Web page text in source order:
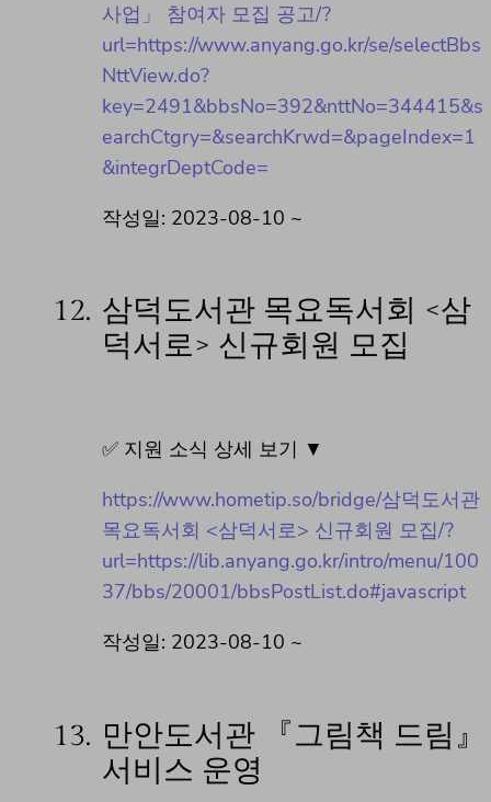
사업」 참여자 모집 공고/?
url=https://www.anyang.go.kr/se/selectBbs
NttView.do?
key=2491&bbsNo=392&nttNo=344415&s
earchCtgry=&searchKrwd=&pageIndex=1
&integrDeptCode=
작성일: 2023-08-10 ~
12. 삼덕도서관 목요독서회 <삼
덕서로> 신규회원 모집
✅ 지원 소식 상세 보기 ▼
https://www.hometip.so/bridge/삼덕도서관
목요독서회 <삼덕서로> 신규회원 모집/?
url=https://lib.anyang.go.kr/intro/menu/100
37/bbs/20001/bbsPostList.do#javascript
작성일: 2023-08-10 ~
13. 만안도서관 『그림책 드림』
서비스 운영